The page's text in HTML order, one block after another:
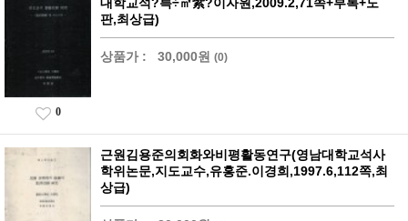
판,최상급)
상품가 : 30,000원 (0)
0
근원김용준의회화와비평활동연구(영남대학교석사
학위논문,지도교수,유홍준.이경희,1997.6,112쪽,최
상급)